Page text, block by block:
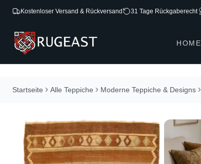
Kostenloser Versand & Rückversand 31 Tage Rückgaberecht
HOME
Startseite Alle Teppiche Moderne Teppiche & Designs